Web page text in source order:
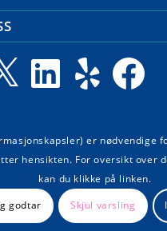
LinkedIn Yelp Facebook
ANMELDELSERer nødvendige
hensikten. For oversikt over
kan du klikke på linken.
godtar
Skjul varsling